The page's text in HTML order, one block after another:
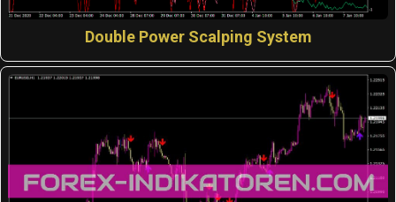
Double Power Scalping System